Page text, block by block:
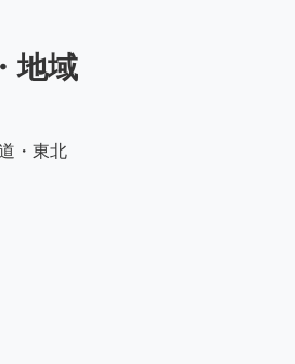
地域
・東北